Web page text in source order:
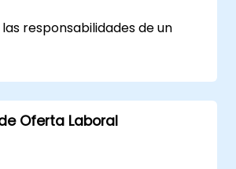
responsabilidades de un
habilidades de liderazgo
modelo a seguir
Oferta Laboral